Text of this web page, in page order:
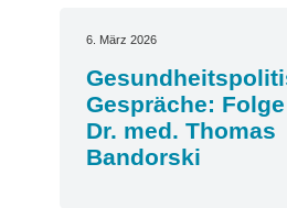
6. März 2026
Gespräche:
Dr. med. Thomas
Bandorski